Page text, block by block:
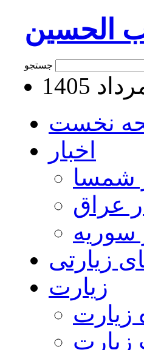
الحسین
نخست
اخبار
شمسا
عراق
سوریه
زیارتی
زیارت
زیارت
زیارت